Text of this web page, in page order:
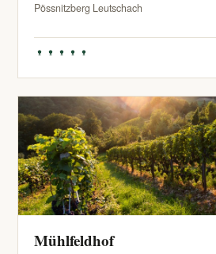
Pössnitzberg Leutschach
Mühlfeldhof